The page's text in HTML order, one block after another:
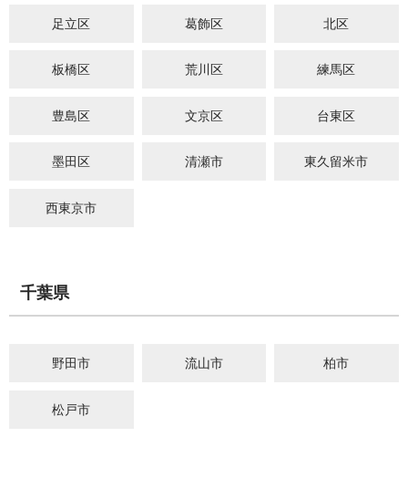
足立区 葛飾区 北区
板橋区 荒川区 練馬区
豊島区 文京区 台東区
墨田区 清瀬市 東久留米市
西東京市
千葉県
野田市 流山市 柏市
松戸市